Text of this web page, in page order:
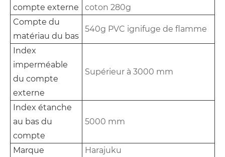
compte externe
coton 280g
Compte du
matériau du bas
540g PVC ignifuge de flamme
Index
imperméable
du compte
externe
Supérieur à 3000 mm
Index étanche
au bas du
compte
5000 mm
Marque
Harajuku